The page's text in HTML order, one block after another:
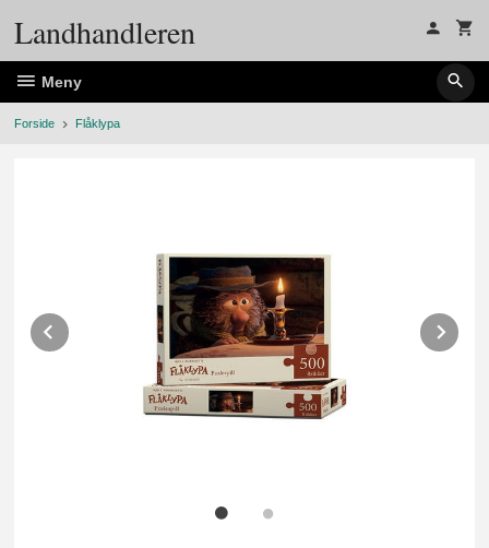
Landhandleren
Meny
Forside Flåklypa
Prev